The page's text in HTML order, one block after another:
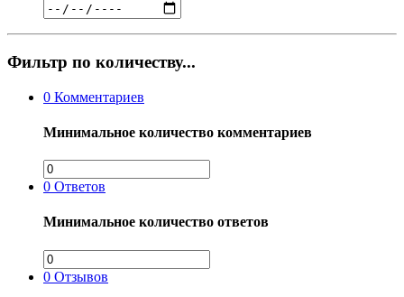
Фильтр по количеству...
0 Комментариев
Минимальное количество комментариев
0 Ответов
Минимальное количество ответов
0 Отзывов